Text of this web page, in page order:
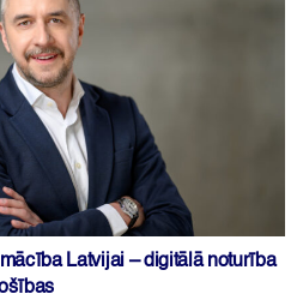
Latvijai – digitālā noturība